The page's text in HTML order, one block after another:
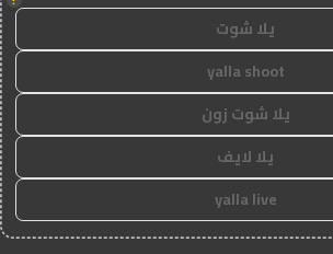
يلا شوت
yalla shoot
يلا شوت زون
يلا لايف
yalla live